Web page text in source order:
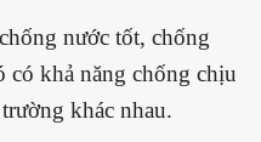
nước tốt, chống
có khả năng chống chịu
khác nhau.